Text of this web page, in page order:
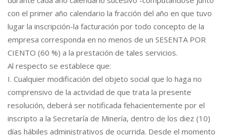
con el primer año calendario la fracción del año en que tuvo
lugar la inscripción-la facturación por todo concepto de la
empresa corresponda en no menos de un SESENTA POR
CIENTO (60 %) a la prestación de tales servicios.
Al respecto se establece que:
I. Cualquier modificación del objeto social que lo haga no
comprensivo de la actividad de que trata la presente
resolución, deberá ser notificada fehacientemente por el
inscripto a la Secretaría de Minería, dentro de los diez (10)
días hábiles administrativos de ocurrida. Desde el momento